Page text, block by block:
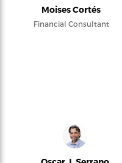
Moises Cortés
Financial Consultant